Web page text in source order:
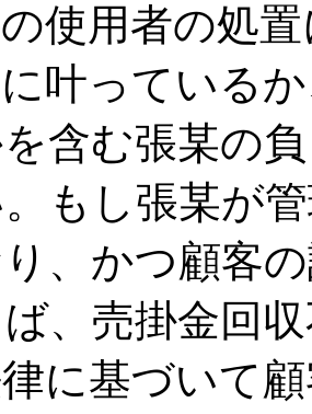
使用者の処
叶っている
含む張某の
もし張某が
、かつ顧客
、売掛金回
に基づいて